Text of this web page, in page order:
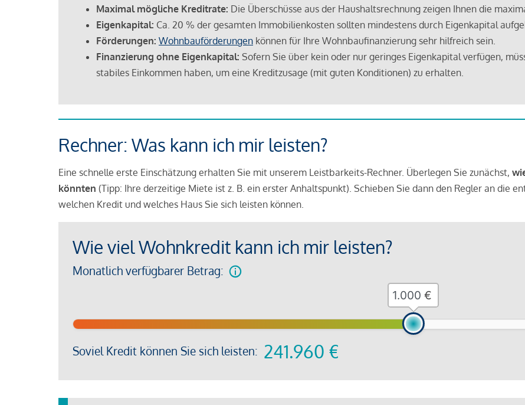
Maximal mögliche Kreditrate: Die Überschüsse aus der Haushaltsrechnung zeigen Ihnen die
Eigenkapital: Ca. 20 % der gesamten Immobilienkosten sollten mindestens durch Eigenkapital
Förderungen: Wohnbauförderungen können für Ihre Wohnbaufinanzierung sehr hilfreich sein.
Finanzierung ohne Eigenkapital: Sofern Sie über kein oder nur geringes Eigenkapital verfügen,
stabiles Einkommen haben, um eine Kreditzusage (mit guten Konditionen) zu erhalten.
Rechner: Was kann ich mir leisten?
Eine schnelle erste Einschätzung erhalten Sie mit unserem Leistbarkeits-Rechner. Überlegen Sie zunächst,
könnten (Tipp: Ihre derzeitige Miete ist z. B. ein erster Anhaltspunkt). Schieben Sie dann den Regler an die
welchen Kredit und welches Haus Sie sich leisten können.
Wie viel Wohnkredit kann ich mir leisten?
Monatlich verfügbarer Betrag:
Soviel Kredit können Sie sich leisten: 241.960 €
€